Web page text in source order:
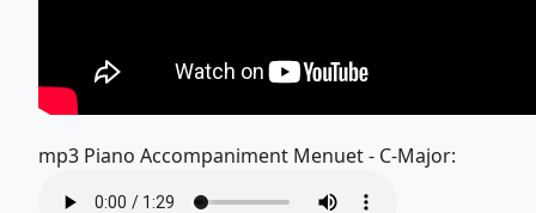
mp3 Piano Accompaniment Menuet - C-Major: